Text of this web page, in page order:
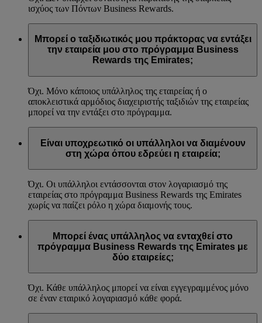
ισχύος των Πόντων Business Rewards.
Μπορεί ο ταξιδιωτικός μου πράκτορας να εντάξει
την εταιρεία μου στο πρόγραμμα Business
Rewards της Emirates;
Όχι. Μόνο κάποιος υπάλληλος της εταιρείας ή ο
αποκλειστικά αρμόδιος διαχειριστής ταξιδιών της εταιρείας
μπορεί να την εντάξει στο πρόγραμμα.
Είναι υποχρεωτικό οι υπάλληλοι να διαμένουν
στη χώρα όπου εδρεύει η εταιρεία;
Όχι. Οι υπάλληλοι εντάσσονται στον λογαριασμό της
εταιρείας στο πρόγραμμα Business Rewards της Emirates
χωρίς να παίζει ρόλο η χώρα διαμονής τους.
Μπορεί ένας υπάλληλος να ενταχθεί στο
πρόγραμμα Business Rewards της Emirates με
δύο εταιρείες;
Όχι. Κάθε υπάλληλος μπορεί να είναι εγγεγραμμένος μόνο
σε έναν εταιρικό λογαριασμό κάθε φορά.